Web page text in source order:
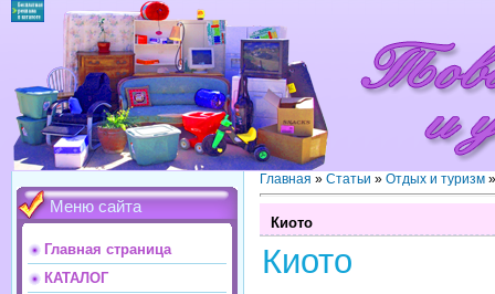
Меню сайта
Главная страница
КАТАЛОГ
Главная » Статьи » Отдых и туризм
Киото
Киото